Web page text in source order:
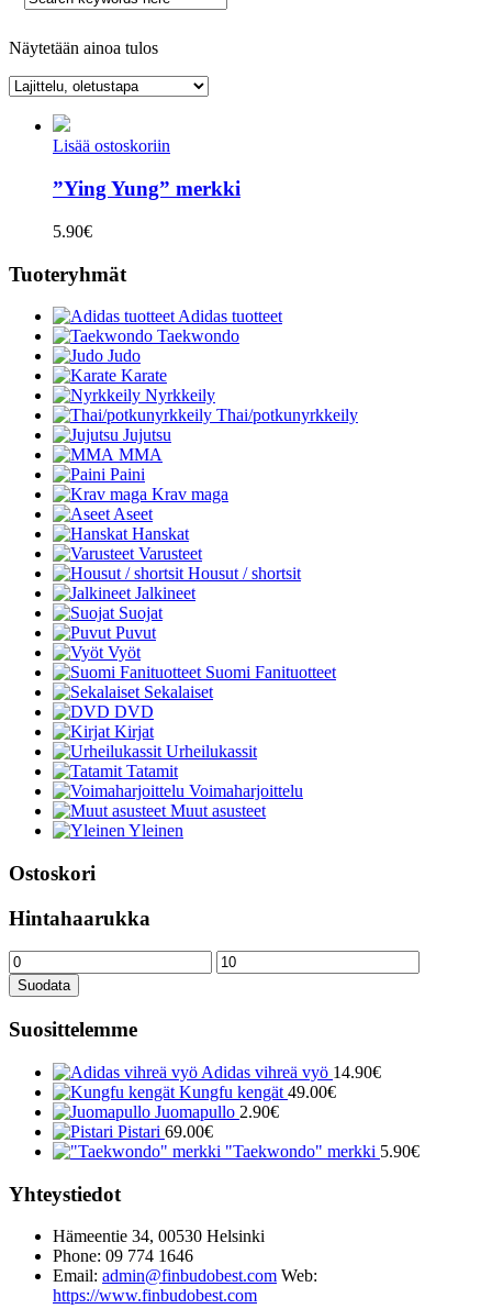
Näytetään ainoa tulos
Lisää ostoskoriin
”Ying Yung” merkki
5.90€
Tuoteryhmät
Adidas tuotteet
Taekwondo
Judo
Karate
Nyrkkeily
Thai/potkunyrkkeily
Jujutsu
MMA
Paini
Krav maga
Aseet
Hanskat
Varusteet
Housut / shortsit
Jalkineet
Suojat
Puvut
Vyöt
Suomi Fanituotteet
Sekalaiset
DVD
Kirjat
Urheilukassit
Tatamit
Voimaharjoittelu
Muut asusteet
Yleinen
Ostoskori
Hintahaarukka
Minimihinta Maksimihinta
Suodata
Suosittelemme
Adidas vihreä vyö 14.90€
Kungfu kengät 49.00€
Juomapullo 2.90€
Pistari 69.00€
"Taekwondo" merkki 5.90€
Yhteystiedot
Hämeentie 34, 00530 Helsinki
Phone: 09 774 1646
Email: admin@finbudobest.com Web:
https://www.finbudobest.com